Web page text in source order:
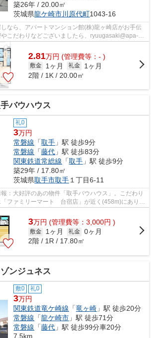
築26年 / 20.00㎡
茨城県龍ケ崎市川原代町1043-16
なら、アパートマンション館(株)龍ヶ崎店がお手伝
こだわりなどございましたら、ryuugasaki@apa-
さい。お部屋探...
2.81万円 (管理費等：- )
敷金 1ヶ月 礼金
1ヶ月
2階 / 1K / 20.00㎡
バウハウス
礼0
3万円
常磐線 「取手 」駅 徒歩9分
常磐線 「藤代 」駅 徒歩83分
関東鉄道常総線 「取手 」駅 徒歩9分
築29年 / 17.80㎡
茨城県取手市取手 １丁目6-11
：大好評のあの物件「取手バウハウス」。こだわり
ファミリーマート 台宿店」が近く(458m)にありま
すいコンパク...
3万円 (管理費等：3,000円 )
敷金 1ヶ月 礼金 0ヶ月
2階 / 1R / 17.80㎡
ゾンジュネス
敷0 礼0
3万円
関東鉄道竜ケ崎線 「竜ヶ崎 」駅 徒歩20分
常磐線 「龍ケ崎市 」駅 徒歩71分
常磐線 「藤代 」駅 徒歩99分車20分
7.5km